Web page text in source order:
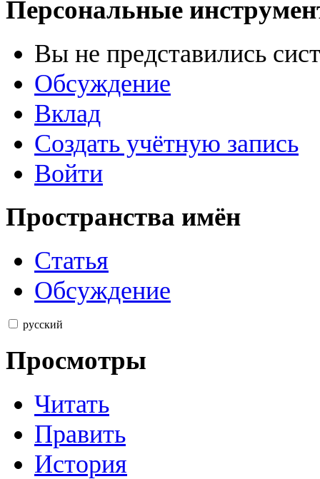
Персональные
Вы не представились
Обсуждение
Вклад
Создать учётную запись
Войти
Пространства имён
Статья
Обсуждение
русский
Просмотры
Читать
Править
История